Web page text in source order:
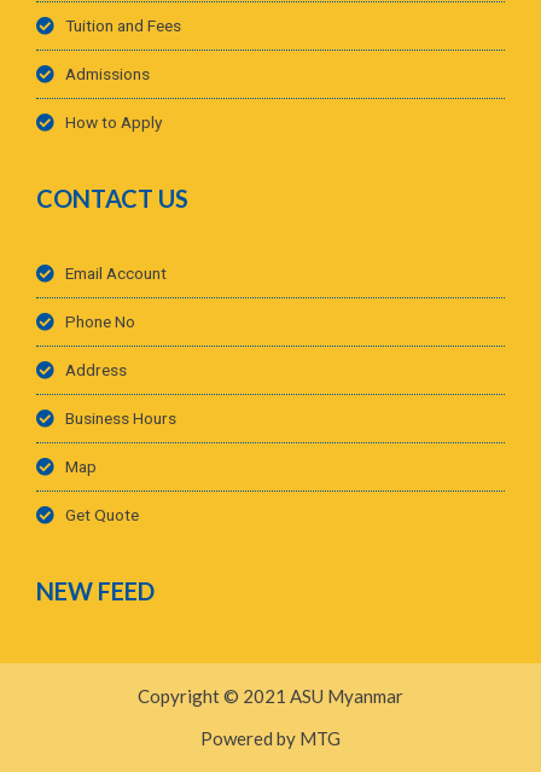
Tuition and Fees
Admissions
How to Apply
CONTACT US
Email Account
Phone No
Address
Business Hours
Map
Get Quote
NEW FEED
Copyright © 2021 ASU Myanmar
Powered by MTG